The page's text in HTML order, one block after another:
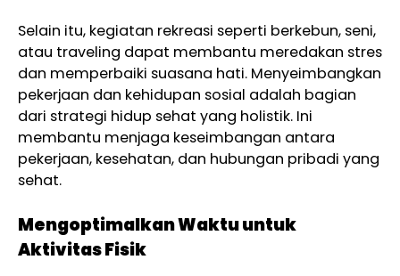
Selain itu, kegiatan rekreasi seperti berkebun, seni,
atau traveling dapat membantu meredakan stres
dan memperbaiki suasana hati. Menyeimbangkan
pekerjaan dan kehidupan sosial adalah bagian
dari strategi hidup sehat yang holistik. Ini
membantu menjaga keseimbangan antara
pekerjaan, kesehatan, dan hubungan pribadi yang
sehat.
Mengoptimalkan Waktu untuk
Aktivitas Fisik